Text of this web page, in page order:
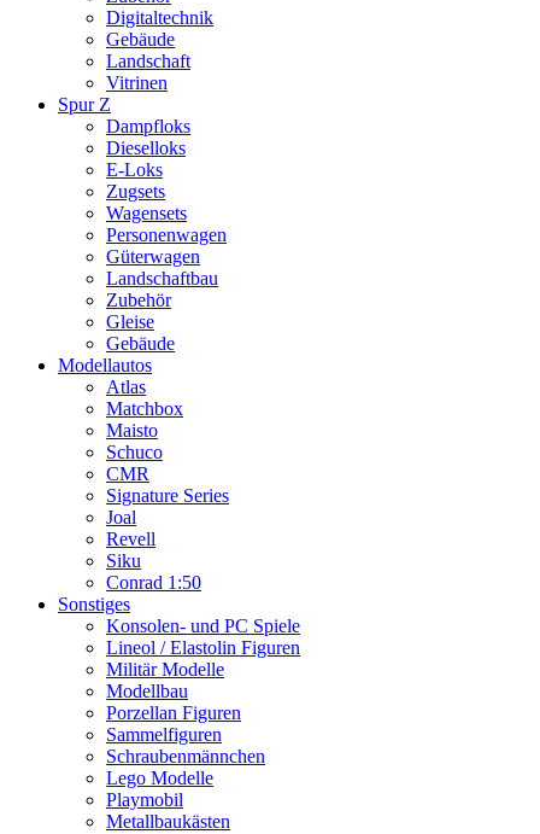
Digitaltechnik
Gebäude
Landschaft
Vitrinen
Spur Z
Dampfloks
Dieselloks
E-Loks
Zugsets
Wagensets
Personenwagen
Güterwagen
Landschaftbau
Zubehör
Gleise
Gebäude
Modellautos
Atlas
Matchbox
Maisto
Schuco
CMR
Signature Series
Joal
Revell
Siku
Conrad 1:50
Sonstiges
Konsolen- und PC Spiele
Lineol / Elastolin Figuren
Militär Modelle
Modellbau
Porzellan Figuren
Sammelfiguren
Schraubenmännchen
Lego Modelle
Playmobil
Metallbaukästen